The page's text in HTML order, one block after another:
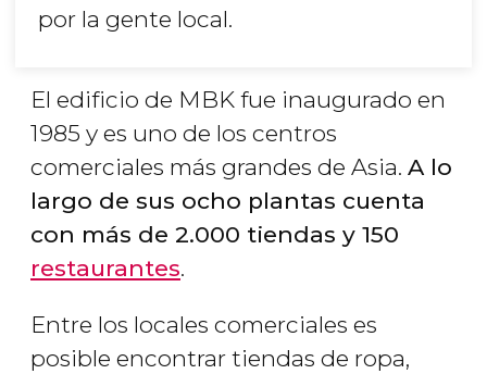
por la gente local.
El edificio de MBK fue inaugurado en
1985 y es uno de los centros
comerciales más grandes de Asia. A lo
largo de sus ocho plantas cuenta
con más de 2.000 tiendas y 150
restaurantes.
Entre los locales comerciales es
posible encontrar tiendas de ropa,